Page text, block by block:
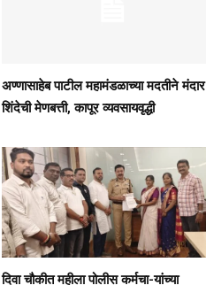
अण्णासाहेब पाटील महामंडळाच्या मदतीने मंदार
शिंदेची मेणबत्ती, कापूर व्यवसायवृद्धी
दिवा चौकीत महीला पोलीस कर्मचा-यांच्या